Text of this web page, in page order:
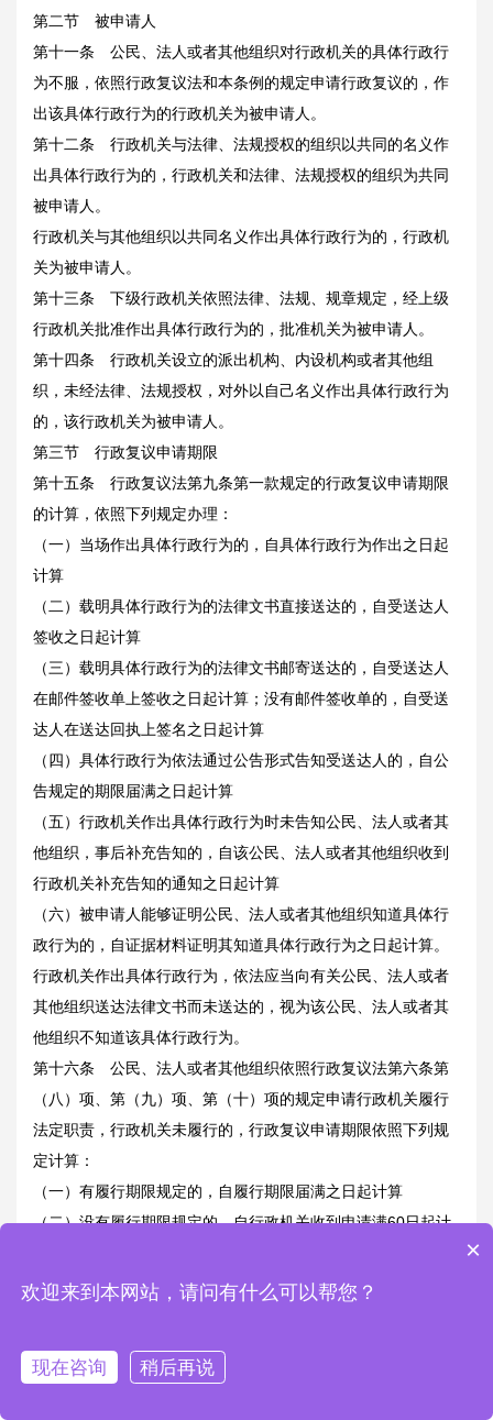
第二节 被申请人
第十一条 公民、法人或者其他组织对行政机关的具体行政行
为不服，依照行政复议法和本条例的规定申请行政复议的，作
出该具体行政行为的行政机关为被申请人。
第十二条 行政机关与法律、法规授权的组织以共同的名义作
出具体行政行为的，行政机关和法律、法规授权的组织为共同
被申请人。
行政机关与其他组织以共同名义作出具体行政行为的，行政机
关为被申请人。
第十三条 下级行政机关依照法律、法规、规章规定，经上级
行政机关批准作出具体行政行为的，批准机关为被申请人。
第十四条 行政机关设立的派出机构、内设机构或者其他组
织，未经法律、法规授权，对外以自己名义作出具体行政行为
的，该行政机关为被申请人。
第三节 行政复议申请期限
第十五条 行政复议法第九条第一款规定的行政复议申请期限
的计算，依照下列规定办理：
（一）当场作出具体行政行为的，自具体行政行为作出之日起
计算
（二）载明具体行政行为的法律文书直接送达的，自受送达人
签收之日起计算
（三）载明具体行政行为的法律文书邮寄送达的，自受送达人
在邮件签收单上签收之日起计算；没有邮件签收单的，自受送
达人在送达回执上签名之日起计算
（四）具体行政行为依法通过公告形式告知受送达人的，自公
告规定的期限届满之日起计算
（五）行政机关作出具体行政行为时未告知公民、法人或者其
他组织，事后补充告知的，自该公民、法人或者其他组织收到
行政机关补充告知的通知之日起计算
（六）被申请人能够证明公民、法人或者其他组织知道具体行
政行为的，自证据材料证明其知道具体行政行为之日起计算。
行政机关作出具体行政行为，依法应当向有关公民、法人或者
其他组织送达法律文书而未送达的，视为该公民、法人或者其
他组织不知道该具体行政行为。
第十六条 公民、法人或者其他组织依照行政复议法第六条第
（八）项、第（九）项、第（十）项的规定申请行政机关履行
法定职责，行政机关未履行的，行政复议申请期限依照下列规
定计算：
（一）有履行期限规定的，自履行期限届满之日起计算
（二）没有履行期限规定的，自行政机关收到申请满60日起计
公民、法人或者其他组织在紧急情况下请求行政机关履行保护
第十七条 行政机关作出的具体行政行为对公民、法人或者其
×
欢迎来到本网站，请问有什么可以帮您？
现在咨询 稍后再说